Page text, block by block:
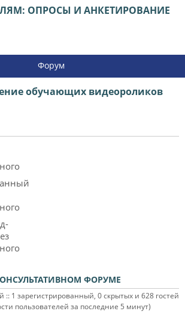
ОПРОСЫ И АНКЕТИРОВАНИЕ
Форум
обучающих видеороликов
ФОРУМЕ
:: 1 зарегистрированный, 0 скрытых и 628 гостей
пользователей за последние 5 минут)